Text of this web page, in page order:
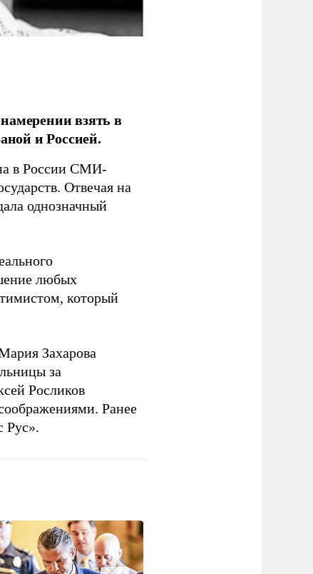
взять в
и Россией.
в России СМИ-
Отвечая на
однозначный
любых
который
Захарова
за
Росликов
Ранее
Рус».